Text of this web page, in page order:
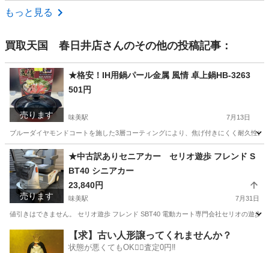
愛知 大府市
もっと見る
買取天国 春日井店さんのその他の投稿記事：
売ります
★格安！IH用鍋パール金属 風情 卓上鍋HB-3263
501円
味美駅 7月13日
ブルーダイヤモンドコートを施した3層コーティングにより、焦げ付きにくく耐久性
愛知 春日井市 味美駅 調理器具
売ります
★中古訳ありセニアカー セリオ遊歩 フレンド S
BT40 シニアカー
23,840円
味美駅 7月31日
値引きはできません。 セリオ遊歩 フレンド SBT40 電動カート専門会社セリオの遊
味美駅 その他
【求】古い人形譲ってくれませんか？
状態が悪くてもOK🙆‍♀️査定0円‼️